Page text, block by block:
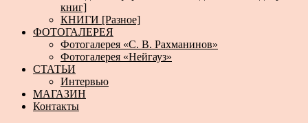
книг]
КНИГИ [Разное]
ФОТОГАЛЕРЕЯ
Фотогалерея «С. В. Рахманинов»
Фотогалерея «Нейгауз»
СТАТЬИ
Интервью
МАГАЗИН
Контакты